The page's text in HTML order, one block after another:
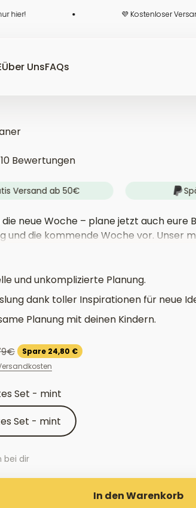
💜 Kostenloser Versand ab 50€
Über UnsFAQs
10 Bewertungen
Versand ab 50€
neue Woche – plane jetzt auch eure
und die kommende Woche vor. Unser
liebevoll gestalteter Magnete mit einer
und unkomplizierte Planung.
dank toller Inspirationen für neue
Planung mit deinen Kindern.
Preis
Spare 24,80 €
Set - mint
Set - mint
bei dir
In den Warenkorb